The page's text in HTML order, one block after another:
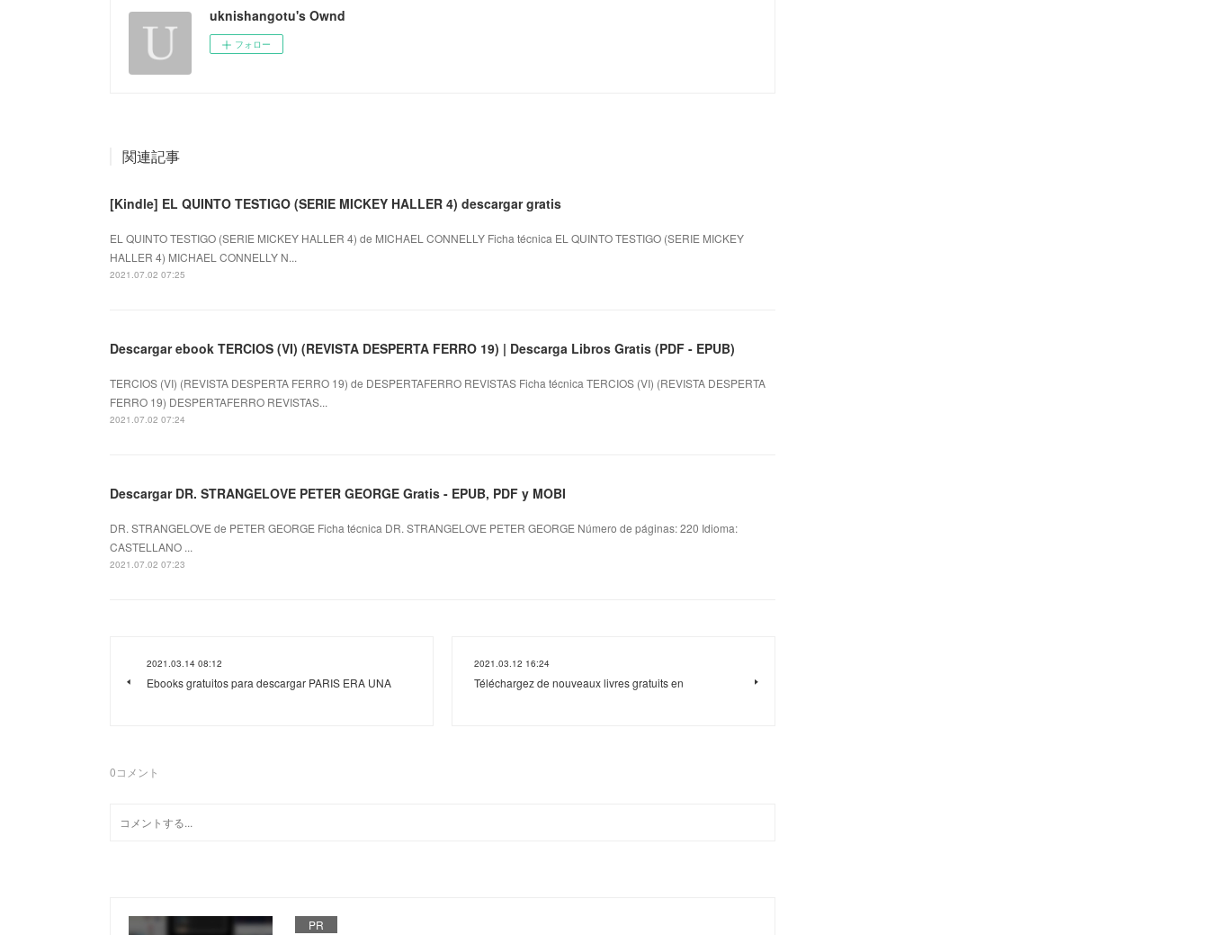
uknishangotu's Ownd
フォロー
関連記事
[Kindle] EL QUINTO TESTIGO (SERIE MICKEY HALLER 4) descargar gratis
EL QUINTO TESTIGO (SERIE MICKEY HALLER 4) de MICHAEL CONNELLY Ficha técnica EL QUINTO TESTIGO (SERIE MICKEY
HALLER 4) MICHAEL CONNELLY N...
2021.07.02 07:25
Descargar ebook TERCIOS (VI) (REVISTA DESPERTA FERRO 19) | Descarga Libros Gratis (PDF - EPUB)
TERCIOS (VI) (REVISTA DESPERTA FERRO 19) de DESPERTAFERRO REVISTAS Ficha técnica TERCIOS (VI) (REVISTA DESPERTA
FERRO 19) DESPERTAFERRO REVISTAS...
2021.07.02 07:24
Descargar DR. STRANGELOVE PETER GEORGE Gratis - EPUB, PDF y MOBI
DR. STRANGELOVE de PETER GEORGE Ficha técnica DR. STRANGELOVE PETER GEORGE Número de páginas: 220 Idioma:
CASTELLANO ...
2021.07.02 07:23
2021.03.14 08:12
Ebooks gratuitos para descargar PARIS ERA UNA
2021.03.12 16:24
Téléchargez de nouveaux livres gratuits en
0コメント
PR